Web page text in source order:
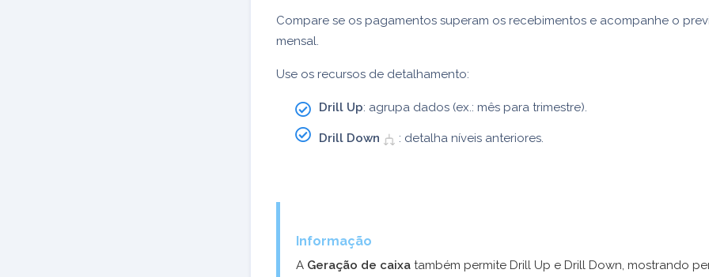
Compare se os pagamentos superam os recebimentos e acompanhe o
mensal.
Use os recursos de detalhamento:
Drill Up: agrupa dados (ex.: mês para trimestre).
Drill Down : detalha níveis anteriores.
Informação
A Geração de caixa também permite Drill Up e Drill Down, mostrando